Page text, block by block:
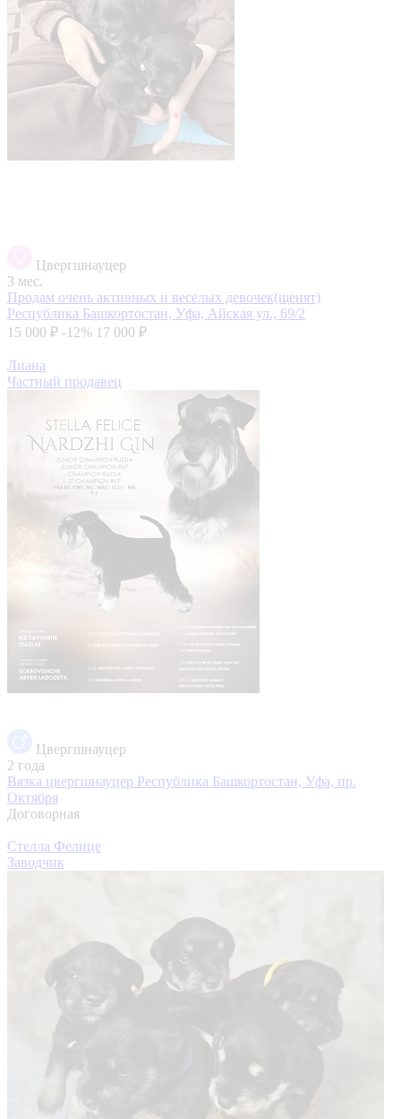
Цвергшнауцер
3 мес.
Продам очень активных и веселых девочек(щенят)
Республика Башкортостан, Уфа, Айская ул., 69/2
15 000 ₽ -12% 17 000 ₽
Лиана
Частный продавец
Цвергшнауцер
2 года
Вязка цвергшнауцер Республика Башкортостан, Уфа, пр.
Октября
Договорная
Стелла Фелице
Заводчик